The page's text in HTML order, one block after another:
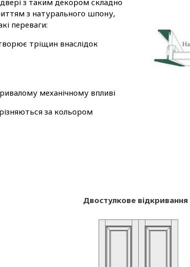
з натурального шпону,
переваги:
тріщин внаслідок
механічному впливі
за кольором
Двостулкове відкривання